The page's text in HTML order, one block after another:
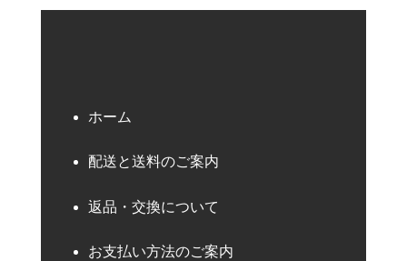
ホーム
配送と送料のご案内
返品・交換について
お支払い方法のご案内